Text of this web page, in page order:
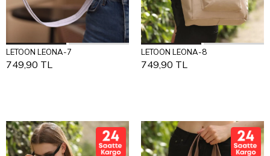
Add to Cart
LETOON LEONA-7
749,90 TL
Add to Cart
LETOON LEONA-8
749,90 TL